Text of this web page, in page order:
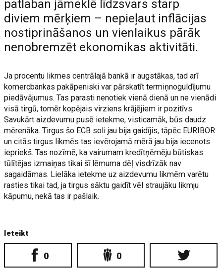
patlaban jāmeklē līdzsvars starp
diviem mērķiem – nepieļaut inflācijas
nostiprināšanos un vienlaikus pārāk
nenobremzēt ekonomikas aktivitāti.
Ja procentu likmes centrālajā bankā ir augstākas, tad arī
komercbankas pakāpeniski var pārskatīt termiņnoguldījumu
piedāvājumus. Tas parasti nenotiek vienā dienā un ne vienādi
visā tirgū, tomēr kopējais virziens krājējiem ir pozitīvs.
Savukārt aizdevumu pusē ietekme, visticamāk, būs daudz
mērenāka. Tirgus šo ECB soli jau bija gaidījis, tāpēc EURIBOR
un citās tirgus likmēs tas ievērojamā mērā jau bija iecenots
iepriekš. Tas nozīmē, ka vairumam kredītņēmēju būtiskas
tūlītējas izmaiņas tikai šī lēmuma dēļ visdrīzāk nav
sagaidāmas. Lielāka ietekme uz aizdevumu likmēm varētu
rasties tikai tad, ja tirgus sāktu gaidīt vēl straujāku likmju
kāpumu, nekā tas ir pašlaik.
Ieteikt
0 0